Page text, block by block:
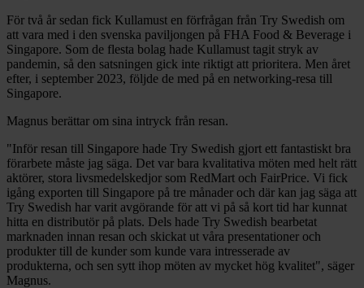
För två år sedan fick Kullamust en förfrågan från Try Swedish om
att vara med i den svenska paviljongen på FHA Food & Beverage i
Singapore. Som de flesta bolag hade Kullamust tagit stryk av
pandemin, så den satsningen gick inte riktigt att prioritera. Men året
efter, i september 2023, följde de med på en networking-resa till
Singapore.
Magnus berättar om sina intryck från resan.
"Inför resan till Singapore hade Try Swedish gjort ett fantastiskt bra
förarbete måste jag säga. Det var bara kvalitativa möten med helt rätt
aktörer, stora livsmedelskedjor som RedMart och FairPrice. Vi fick
igång exporten till Singapore på tre månader och där kan jag säga att
Try Swedish har varit avgörande för att vi på så kort tid har kunnat
hitta en distributör på plats. Dels hade Try Swedish bearbetat
marknaden innan resan och skickat ut våra presentationer och
produkter till de kunder som kunde vara intresserade av
produkterna, och sen sytt ihop möten av mycket hög kvalitet", säger
Magnus.